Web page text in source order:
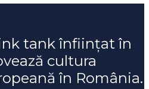
tank înființat în
cultura
în România.